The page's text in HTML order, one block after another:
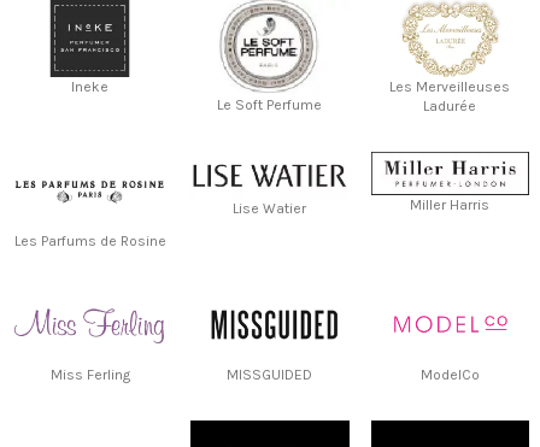
Ineke
Le Soft Perfume
Les Merveilleuses
Ladurée
Les Parfums de Rosine
Lise Watier Miller Harris
Miss Ferling MISSGUIDED ModelCo